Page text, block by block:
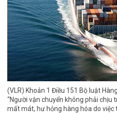
(VLR) Khoản 1 Điều 151 Bộ luật
“Người vận chuyển không phải chịu
mất mát, hư hỏng hàng hóa do việc